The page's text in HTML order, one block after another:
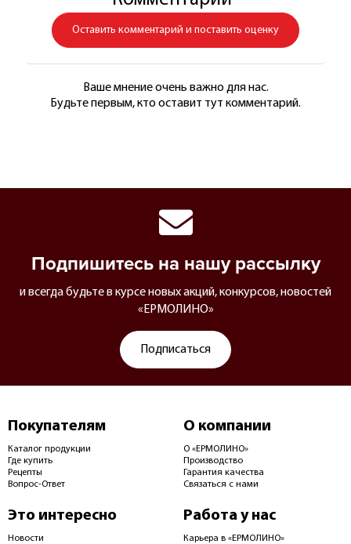
Оставить комментарий и поставить оценку
Ваше мнение очень важно для нас.
Будьте первым, кто оставит тут комментарий.
Подпишитесь на нашу рассылку
и всегда будьте в курсе новых акций, конкурсов, новостей
«ЕРМОЛИНО»
Подписаться
Покупателям
Каталог продукции
Где купить
Рецепты
Вопрос-Ответ
О компании
О «ЕРМОЛИНО»
Производство
Гарантия качества
Связаться с нами
Это интересно
Новости
Работа у нас
Карьера в «ЕРМОЛИНО»